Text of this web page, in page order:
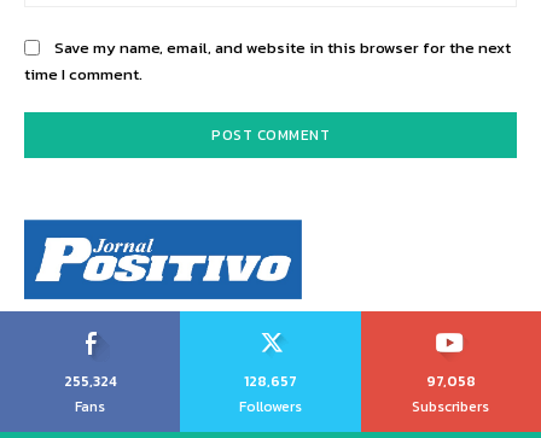
Save my name, email, and website in this browser for the next
time I comment.
255,324
Fans
128,657
Followers
97,058
Subscribers